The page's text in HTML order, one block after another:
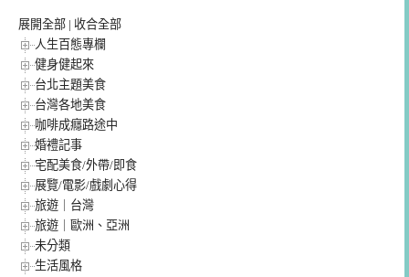
展開全部 | 收合全部
人生百態專欄
健身健起來
台北主題美食
台灣各地美食
咖啡成癮路途中
婚禮記事
宅配美食/外帶/即食
展覽/電影/戲劇心得
旅遊｜台灣
旅遊｜歐洲、亞洲
未分類
生活風格